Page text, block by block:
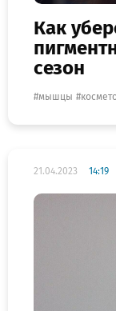
Как
сезон
мышцы
21.04.2023 14:19